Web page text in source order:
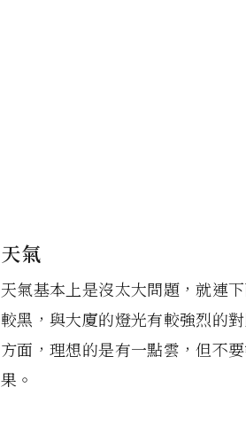
天氣
天氣基本上是沒太大問題，就連
較黑，與大廈的燈光有較強烈的
方面，理想的是有一點雲，但不
果。